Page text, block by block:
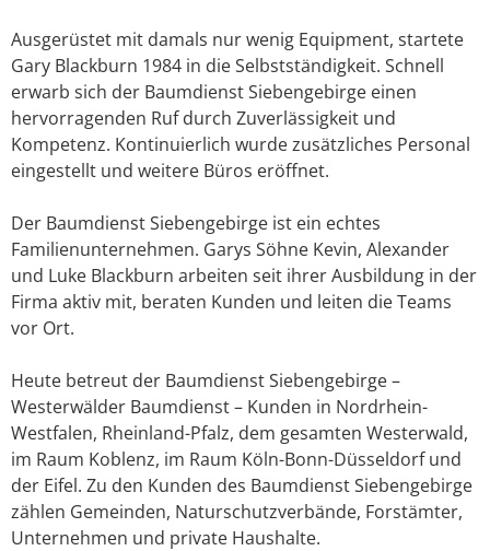
Ausgerüstet mit damals nur wenig Equipment, startete
Gary Blackburn 1984 in die Selbstständigkeit. Schnell
erwarb sich der Baumdienst Siebengebirge einen
hervorragenden Ruf durch Zuverlässigkeit und
Kompetenz. Kontinuierlich wurde zusätzliches Personal
eingestellt und weitere Büros eröffnet.
Der Baumdienst Siebengebirge ist ein echtes
Familienunternehmen. Garys Söhne Kevin, Alexander
und Luke Blackburn arbeiten seit ihrer Ausbildung in der
Firma aktiv mit, beraten Kunden und leiten die Teams
vor Ort.
Heute betreut der Baumdienst Siebengebirge –
Westerwälder Baumdienst – Kunden in Nordrhein-
Westfalen, Rheinland-Pfalz, dem gesamten Westerwald,
im Raum Koblenz, im Raum Köln-Bonn-Düsseldorf und
der Eifel. Zu den Kunden des Baumdienst Siebengebirge
zählen Gemeinden, Naturschutzverbände, Forstämter,
Unternehmen und private Haushalte.